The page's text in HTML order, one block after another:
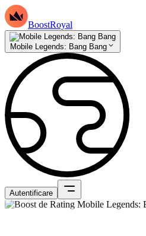
BoostRoyal
Mobile Legends: Bang Bang
Autentificare